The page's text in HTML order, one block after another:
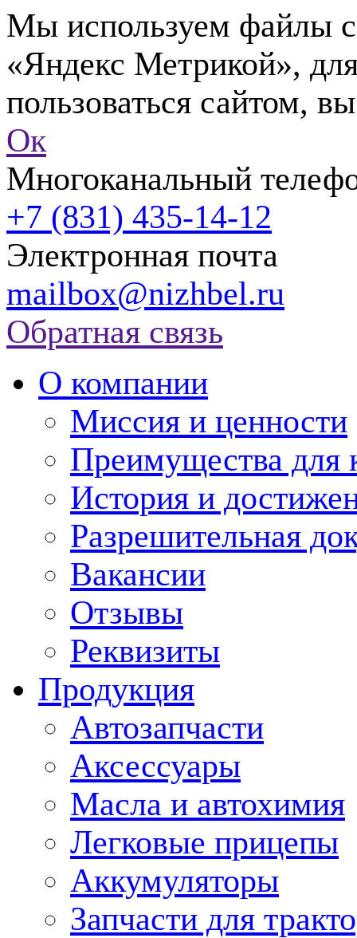
Мы используем файлы
«Яндекс Метрикой»,
пользоваться сайтом,
Ок
Многоканальный
+7 (831) 435-14-12
Электронная почта
mailbox@nizhbel.ru
Обратная связь
О компании
Миссия и ценности
Преимущества для
История и
Разрешительная
Вакансии
Отзывы
Реквизиты
Продукция
Автозапчасти
Аксессуары
Масла и автохимия
Легковые прицепы
Аккумуляторы
Запчасти для